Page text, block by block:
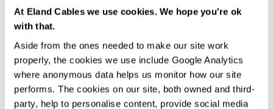
At Eland Cables we use cookies. We hope you're ok
with that.
Aside from the ones needed to make our site work
properly, the cookies we use include Google Analytics
where anonymous data helps us monitor how our site
performs. The cookies on our site, both owned and third-
party, help to personalise content, provide social media
Ihr maßgeschneidertes Angebot direkt in Ihrem
Posteingang
Ihr Warenkorb ist derzeit leer